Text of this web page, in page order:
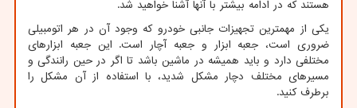
هستند که در ادامه بیشتر با آنها آشنا خواهید شد.
یکی از مهمترین تجهیزات جانبی خودرو که وجود آن در هر اتومبیلی
ضروری است، جعبه ابزار و جعبه آچار است. این جعبه ابزارهای
مختلفی دارد و باید همیشه در ماشین باشد تا اگر در حین رانندگی و
مسیرهای مختلف دچار مشکل شدید، با استفاده از آن مشکل را
برطرف کنید.